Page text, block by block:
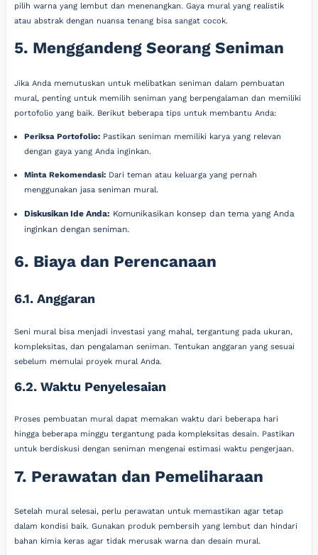
pilih warna yang lembut dan menenangkan. Gaya mural yang realistik
atau abstrak dengan nuansa tenang bisa sangat cocok.
5. Menggandeng Seorang Seniman
Jika Anda memutuskan untuk melibatkan seniman dalam pembuatan
mural, penting untuk memilih seniman yang berpengalaman dan memiliki
portofolio yang baik. Berikut beberapa tips untuk membantu Anda:
Periksa Portofolio:Pastikan seniman memiliki karya yang relevan
dengan gaya yang Anda inginkan.
Minta Rekomendasi:Dari teman atau keluarga yang pernah
menggunakan jasa seniman mural.
Diskusikan Ide Anda: Komunikasikan konsep dan tema yang Anda
inginkan dengan seniman.
6. Biaya dan Perencanaan
6.1. Anggaran
Seni mural bisa menjadi investasi yang mahal, tergantung pada ukuran,
kompleksitas, dan pengalaman seniman. Tentukan anggaran yang sesuai
sebelum memulai proyek mural Anda.
6.2. Waktu Penyelesaian
Proses pembuatan mural dapat memakan waktu dari beberapa hari
hingga beberapa minggu tergantung pada kompleksitas desain. Pastikan
untuk berdiskusi dengan seniman mengenai estimasi waktu pengerjaan.
7. Perawatan dan Pemeliharaan
Setelah mural selesai, perlu perawatan untuk memastikan agar tetap
dalam kondisi baik. Gunakan produk pembersih yang lembut dan hindari
bahan kimia keras agar tidak merusak warna dan desain mural.